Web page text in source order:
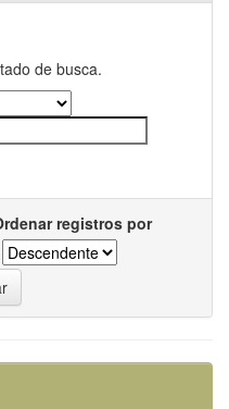
de busca.
registros por